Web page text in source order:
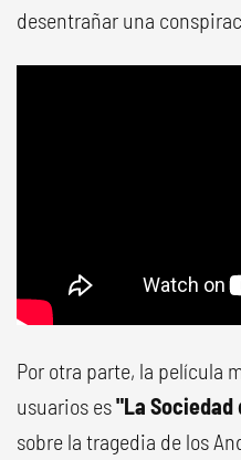
desentrañar una
Por otra parte, la película
usuarios es"La Sociedad
sobre la tragedia de los